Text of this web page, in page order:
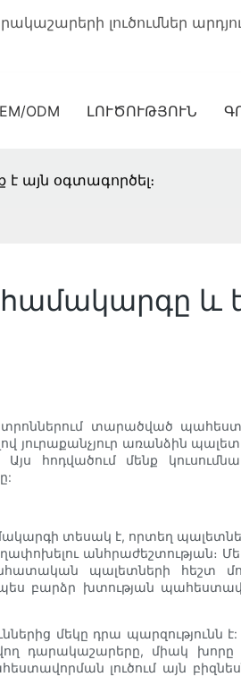
լուծումներ
ODM ԼՈՒԾՈՒԹՅՈՒՆ
այն օգտագործել։
և
տարածված
առանձին պալետի
հոդվածում մենք
տեսակ է, որտեղ
​​պալետների հեշտ
բարձր խտության
մեկը դրա պարզությունն
դարակաշարերը, միակ
լուծում այն